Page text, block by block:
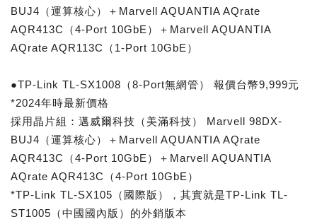
BUJ4（運算核心）＋Marvell AQUANTIA AQrate
AQR413C（4-Port 10GbE）＋Marvell AQUANTIA
AQrate AQR113C（1-Port 10GbE）
●TP-Link TL-SX1008（8-Port無網管） 報價台幣9,999元
*2024年時最新價格
採用晶片組：邁威爾科技（美滿科技） Marvell 98DX-
BUJ4（運算核心）＋Marvell AQUANTIA AQrate
AQR413C（4-Port 10GbE）＋Marvell AQUANTIA
AQrate AQR413C（4-Port 10GbE）
*TP-Link TL-SX105（國際版），其實就是TP-Link TL-
ST1005（中國國內版）的外銷版本